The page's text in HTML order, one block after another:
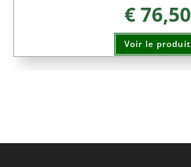
€76,50
Voir le produit